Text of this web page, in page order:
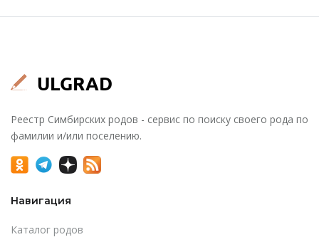
Реестр Симбирских родов - сервис по поиску своего рода по
фамилии и/или поселению.
Навигация
Каталог родов